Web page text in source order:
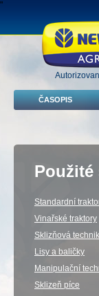
"
ČASOPIS
Použité
Standardní
Vinařské traktory
Sklizňová
Lisy a baličky
Manipulační
Sklizeň píce